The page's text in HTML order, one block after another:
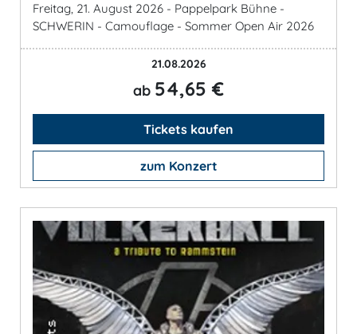
Freitag, 21. August 2026 - Pappelpark Bühne -
SCHWERIN - Camouflage - Sommer Open Air 2026
21.08.2026
ab 54,65 €
Tickets kaufen
zum Konzert